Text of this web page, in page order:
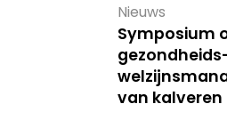
Nieuws
Symposium
van kalveren